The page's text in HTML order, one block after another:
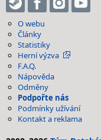
O webu
Články
Statistiky
Herní výzva
F.A.Q.
Nápověda
Odměny
Podpořte nás
Podmínky užívání
Kontakt a reklama